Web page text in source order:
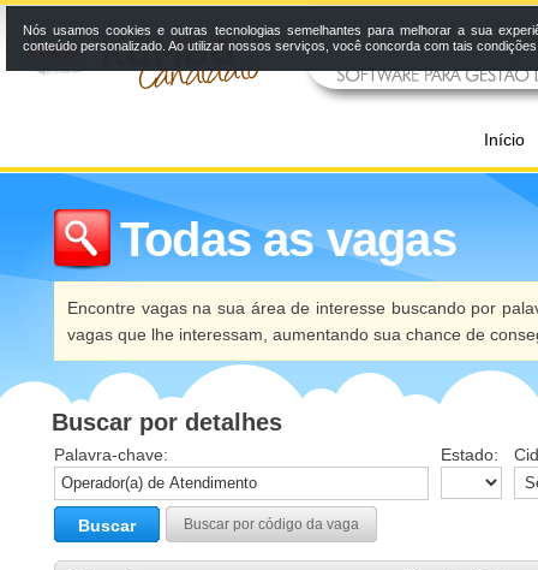
Início
Todas as vagas
Encontre vagas na sua área de interesse buscando por
vagas que lhe interessam, aumentando sua chance de
Buscar por detalhes
Palavra-chave: Estado:
Buscar Buscar por código da vaga
Nós usamos cookies e outras tecnologias semelhantes para melhorar a sua
conteúdo personalizado. Ao utilizar nossos serviços, você concorda com tais